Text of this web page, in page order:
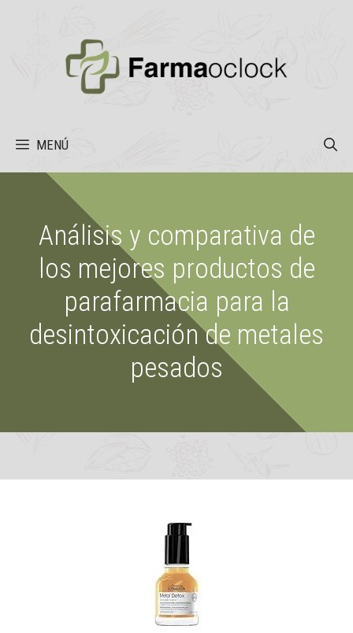
MENÚ
Análisis y comparativa de
los mejores productos de
parafarmacia para la
desintoxicación de metales
pesados